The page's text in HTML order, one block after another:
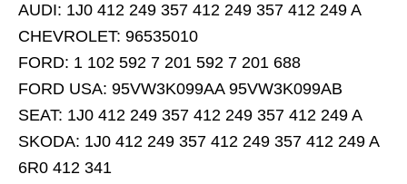
AUDI: 1J0 412 249 357 412 249 357 412 249 A
CHEVROLET: 96535010
FORD: 1 102 592 7 201 592 7 201 688
FORD USA: 95VW3K099AA 95VW3K099AB
SEAT: 1J0 412 249 357 412 249 357 412 249 A
SKODA: 1J0 412 249 357 412 249 357 412 249 A
6R0 412 341